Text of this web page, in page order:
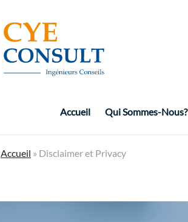
Accueil Qui Sommes-Nous?
Accueil » Disclaimer et Privacy